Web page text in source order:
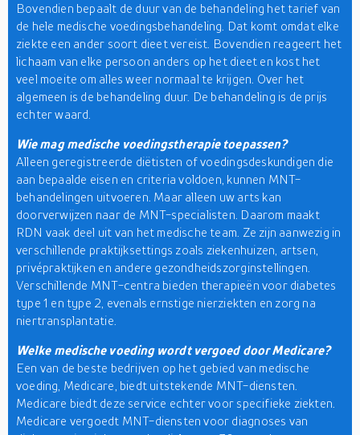
Bovendien bepaalt de duur van de behandeling het tarief van
de hele medische voedingsbehandeling. Dat komt omdat elke
ziekte een ander soort dieet vereist. Bovendien reageert het
lichaam van elke persoon anders op het dieet en kost het
veel moeite om alles weer normaal te krijgen. Over het
algemeen is de behandeling duur. De behandeling is de prijs
echter waard.
Wie mag medische voedingstherapie toepassen?
Alleen geregistreerde diëtisten of voedingsdeskundigen die
aan bepaalde eisen en criteria voldoen, kunnen MNT-
behandelingen uitvoeren. Maar alleen uw arts kan
doorverwijzen naar de MNT-specialisten. Daarom maakt
RDN vaak deel uit van het medische team. Ze zijn aanwezig in
verschillende praktijksettings zoals ziekenhuizen, artsen,
privépraktijken en andere gezondheidszorginstellingen.
Verschillende MNT-centra bieden therapieën voor diabetes
type 1 en type 2, evenals ernstige nierziekten en zorg na
niertransplantatie.
Welke medische voeding wordt vergoed door Medicare?
Een van de beste bedrijven op het gebied van medische
voeding, Medicare, biedt uitstekende MNT-diensten.
Medicare biedt deze service echter voor specifieke ziekten.
Medicare vergoedt MNT-diensten voor diagnoses van